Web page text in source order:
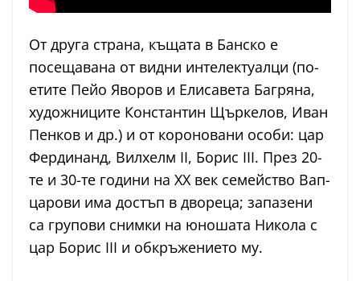
От друга страна, къщата в Бан­ско е
посещавана от видни инте­лектуалци (по­­­­­
етите Пейо Яворов и Елисавета Багряна,
художниците Константин Щъркелов, Иван
Пенков и др.) и от короновани особи: цар
Фердинанд, Вилхелм II, Борис III. През 20-
те и 30-те години на ХХ век семейство Вап­­­
царови има достъп в двореца; запазени
са групови снимки на юноша­та Никола с
цар Борис ІІІ и обкръ­же­ни­ето му.